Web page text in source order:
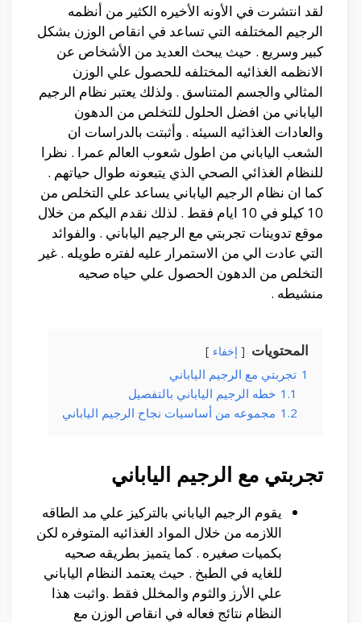
لقد انتشرت في الأونه الأخيره الكثير من أنظمه
الرجيم المختلفه التي تساعد في انقاص الوزن بشكل
كبير وسريع . حيث يبحث العديد من الأشخاص عن
الانظمه الغذائيه المختلفه للحصول علي الوزن
المثالي والجسم المتناسق . ولذلك يعتبر نظام الرجيم
الياباني من افضل الحلول للتخلص من الدهون
والعادات الغذائيه السيئه . وأثبتت بالدراسات ان
الشعب الياباني من اطول شعوب العالم عمرا . نظرا
للنظام الغذائي الصحي الذي يتبعونه طوال حياتهم .
كما ان نظام الرجيم الياباني يساعد علي التخلص من
10 كيلو في 10 ايام فقط . لذلك نقدم اليكم من خلال
موقع تدوينات تجربتي مع الرجيم الياباني . والفوائد
التي عادت الي من الاستمرار عليه لفتره طويله . غير
التخلص من الدهون الحصول علي حياه صحيه
منشيطه .
المحتويات إخفاء
1 تجربتي مع الرجيم الياباني
1.1 خطه الرجيم الياباني بالتفصيل
1.2 مجموعه من أساسيات نجاح الرجيم الياباني
تجربتي مع الرجيم الياباني
يقوم الرجيم الياباني بالتركيز علي مد الطاقه
اللازمه من خلال المواد الغذائيه المتوفره لكن
بكميات صغيره . كما يتميز بطريقه صحيه
للغايه في الطبخ . حيث يعتمد النظام الياباني
علي الأرز والثوم والمخلل فقط .واثبت هذا
النظام نتائج فعاله في انقاص الوزن مع